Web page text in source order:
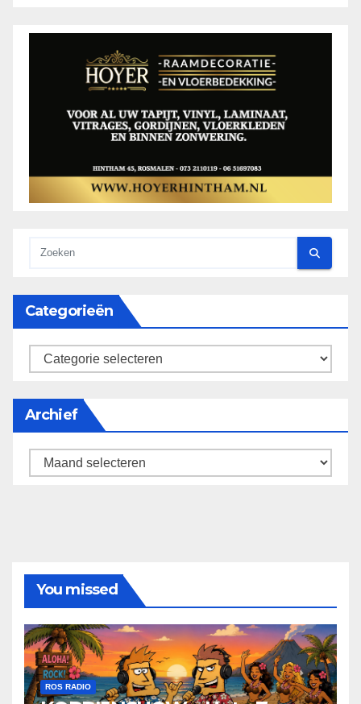
Categorieën
categorieën
Archief
Archief
You missed
ROS RADIO